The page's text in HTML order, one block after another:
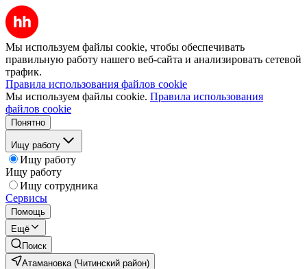
Мы используем файлы cookie, чтобы обеспечивать
правильную работу нашего веб-сайта и анализировать сетевой
трафик.
Правила использования файлов cookie
Мы используем файлы cookie. Правила использования
файлов cookie
Понятно
Ищу работу
Ищу работу
Ищу работу
Ищу сотрудника
Сервисы
Помощь
Ещё
Поиск
Атамановка (Читинский район)